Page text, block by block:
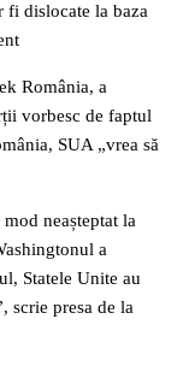
fi dislocate la baza
România, a
vorbesc de faptul
SUA „vrea să
neașteptat la
a
Statele Unite au
scrie presa de la